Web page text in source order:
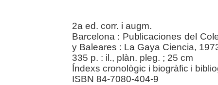
2a ed. corr. i augm.
Barcelona : Publicaciones del
y Baleares : La Gaya Ciencia,
335 p. : il., plàn. pleg. ; 25 cm
Índexs cronològic i biogràfic i
ISBN 84-7080-404-9